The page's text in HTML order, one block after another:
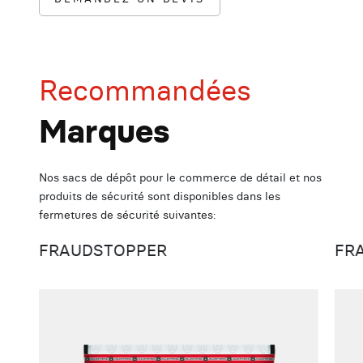
Recommandées
Marques
Nos sacs de dépôt pour le commerce de détail et nos
produits de sécurité sont disponibles dans les
fermetures de sécurité suivantes:
FRAUDSTOPPER